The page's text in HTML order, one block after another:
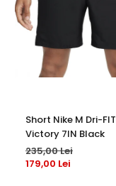
Short Nike M Dri-FIT
Victory 7IN Black
235,00 Lei
179,00 Lei